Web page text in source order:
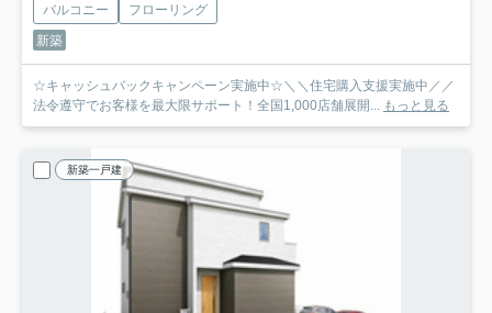
バルコニー
フローリング
新築
☆キャッシュバックキャンペーン実施中☆＼＼住宅購入支援実施中／／
法令遵守でお客様を最大限サポート！全国1,000店舗展開...
もっと見る
新築一戸建